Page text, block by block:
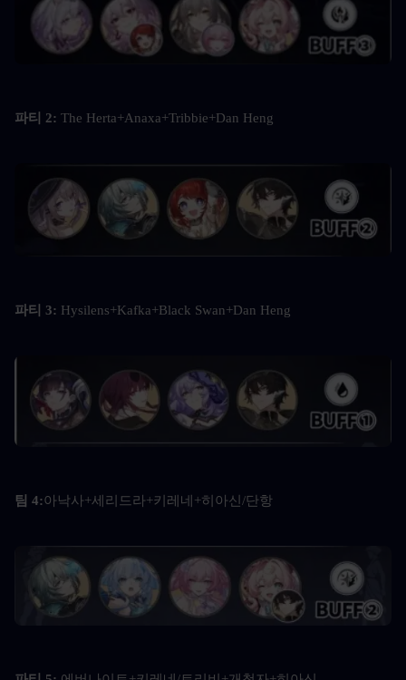
파티 2: The Herta+Anaxa+Tribbie+Dan Heng
파티 3: Hysilens+Kafka+Black Swan+Dan Heng
팀 4:아낙사+세리드라+키레네+히아신/단항